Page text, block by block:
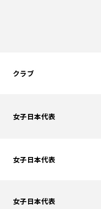
クラブ
女子日本代表
女子日本代表
女子日本代表